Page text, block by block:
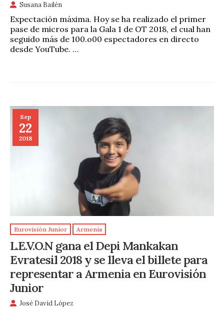
Susana Bailén
Expectación máxima. Hoy se ha realizado el primer
pase de micros para la Gala 1 de OT 2018, el cual han
seguido más de 100.o00 espectadores en directo
desde YouTube. …
Sep
22
2018
Eurovisión Junior Armenia
L.E.V.O.N gana el Depi Mankakan
Evratesil 2018 y se lleva el billete para
representar a Armenia en Eurovisión
Junior
José David López